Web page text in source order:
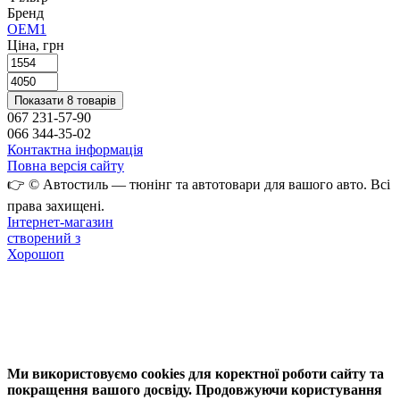
Бренд
OEM1
Ціна, грн
Показати 8 товарів
067 231-57-90
066 344-35-02
Контактна інформація
Повна версія сайту
👉 © Автостиль — тюнінг та автотовари для вашого авто. Всі
права захищені.
Інтернет-магазин
створений з
Хорошоп
Ми використовуємо cookies для коректної роботи сайту та
покращення вашого досвіду. Продовжуючи користування